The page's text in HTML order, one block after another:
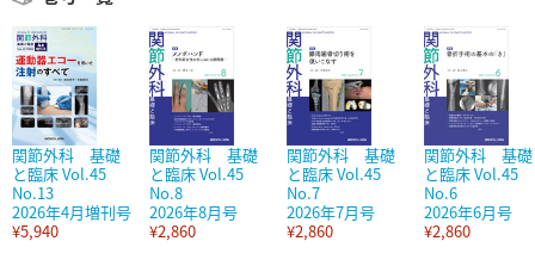
関節外科 基礎
と臨床 Vol.45
No.13
2026年4月増刊号
¥5,940
関節外科 基礎
と臨床 Vol.45
No.8
2026年8月号
¥2,860
関節外科 基礎
と臨床 Vol.45
No.7
2026年7月号
¥2,860
関節外科 基礎
と臨床 Vol.45
No.6
2026年6月号
¥2,860